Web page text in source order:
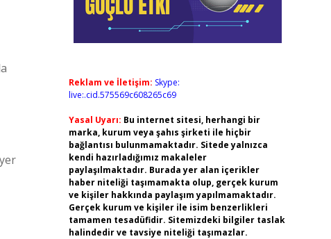
Reklam ve İletişim: Skype:
live:.cid.575569c608265c69
Yasal Uyarı: Bu internet sitesi, herhangi bir
marka, kurum veya şahıs şirketi ile hiçbir
bağlantısı bulunmamaktadır. Sitede yalnızca
kendi hazırladığımız makaleler
paylaşılmaktadır. Burada yer alan içerikler
haber niteliği taşımamakta olup, gerçek kurum
ve kişiler hakkında paylaşım yapılmamaktadır.
Gerçek kurum ve kişiler ile isim benzerlikleri
tamamen tesadüfidir. Sitemizdeki bilgiler taslak
halindedir ve tavsiye niteliği taşımazlar.